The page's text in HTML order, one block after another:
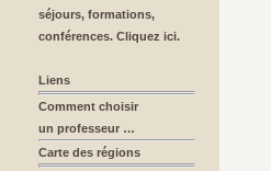
séjours, formations,
conférences. Cliquez ici.
Liens
Comment choisir
un professeur …
Carte des régions